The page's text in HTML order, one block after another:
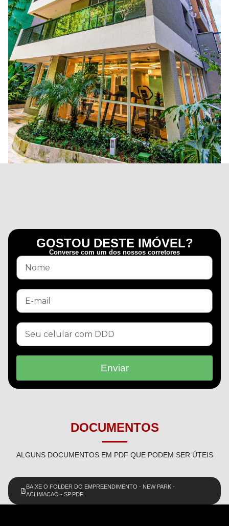
GOSTOU DESTE IMÓVEL?
Converse com um dos nossos corretores
Enviar
DOCUMENTOS
ALGUNS DOCUMENTOS EM PDF QUE PODEM SER ÚTEIS
BAIXE O FOLDER DO EMPREENDIMENTO - NEW PARK -
ACLIMACAO - SP.PDF